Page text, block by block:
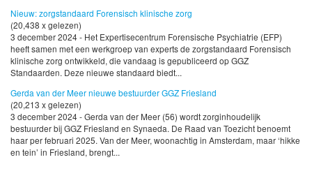
Nieuw: zorgstandaard Forensisch klinische zorg
(20,438 x gelezen)
3 december 2024 - Het Expertisecentrum Forensische Psychiatrie (EFP)
heeft samen met een werkgroep van experts de zorgstandaard Forensisch
klinische zorg ontwikkeld, die vandaag is gepubliceerd op GGZ
Standaarden. Deze nieuwe standaard biedt...
Gerda van der Meer nieuwe bestuurder GGZ Friesland
(20,213 x gelezen)
3 december 2024 - Gerda van der Meer (56) wordt zorginhoudelijk
bestuurder bij GGZ Friesland en Synaeda. De Raad van Toezicht benoemt
haar per februari 2025. Van der Meer, woonachtig in Amsterdam, maar ‘hikke
en tein’ in Friesland, brengt...